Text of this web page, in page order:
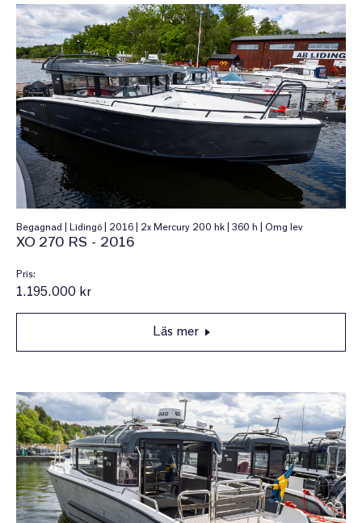
Begagnad | Lidingö | 2016 | 2x Mercury 200 hk | 360 h | Omg lev
XO 270 RS - 2016
Pris:
1.195.000 kr
Läs mer